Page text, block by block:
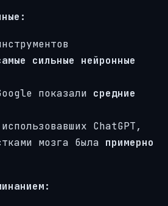
сильные нейронные
показали средние
ChatGPT,
мозга была примерно